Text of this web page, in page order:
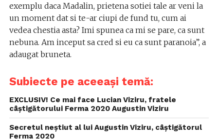
exemplu daca Madalin, prietena sotiei tale ar veni la
un moment dat si te-ar ciupi de fund tu, cum ai
vedea chestia asta? Imi spunea ca mi se pare, ca sunt
nebuna. Am inceput sa cred si eu ca sunt paranoia”, a
adaugat bruneta.
Subiecte pe aceeași temă:
EXCLUSIV! Ce mai face Lucian Viziru, fratele
câștigătorului Ferma 2020 Augustin Viziru
Secretul neștiut al lui Augustin Viziru, câștigătorul
Ferma 2020